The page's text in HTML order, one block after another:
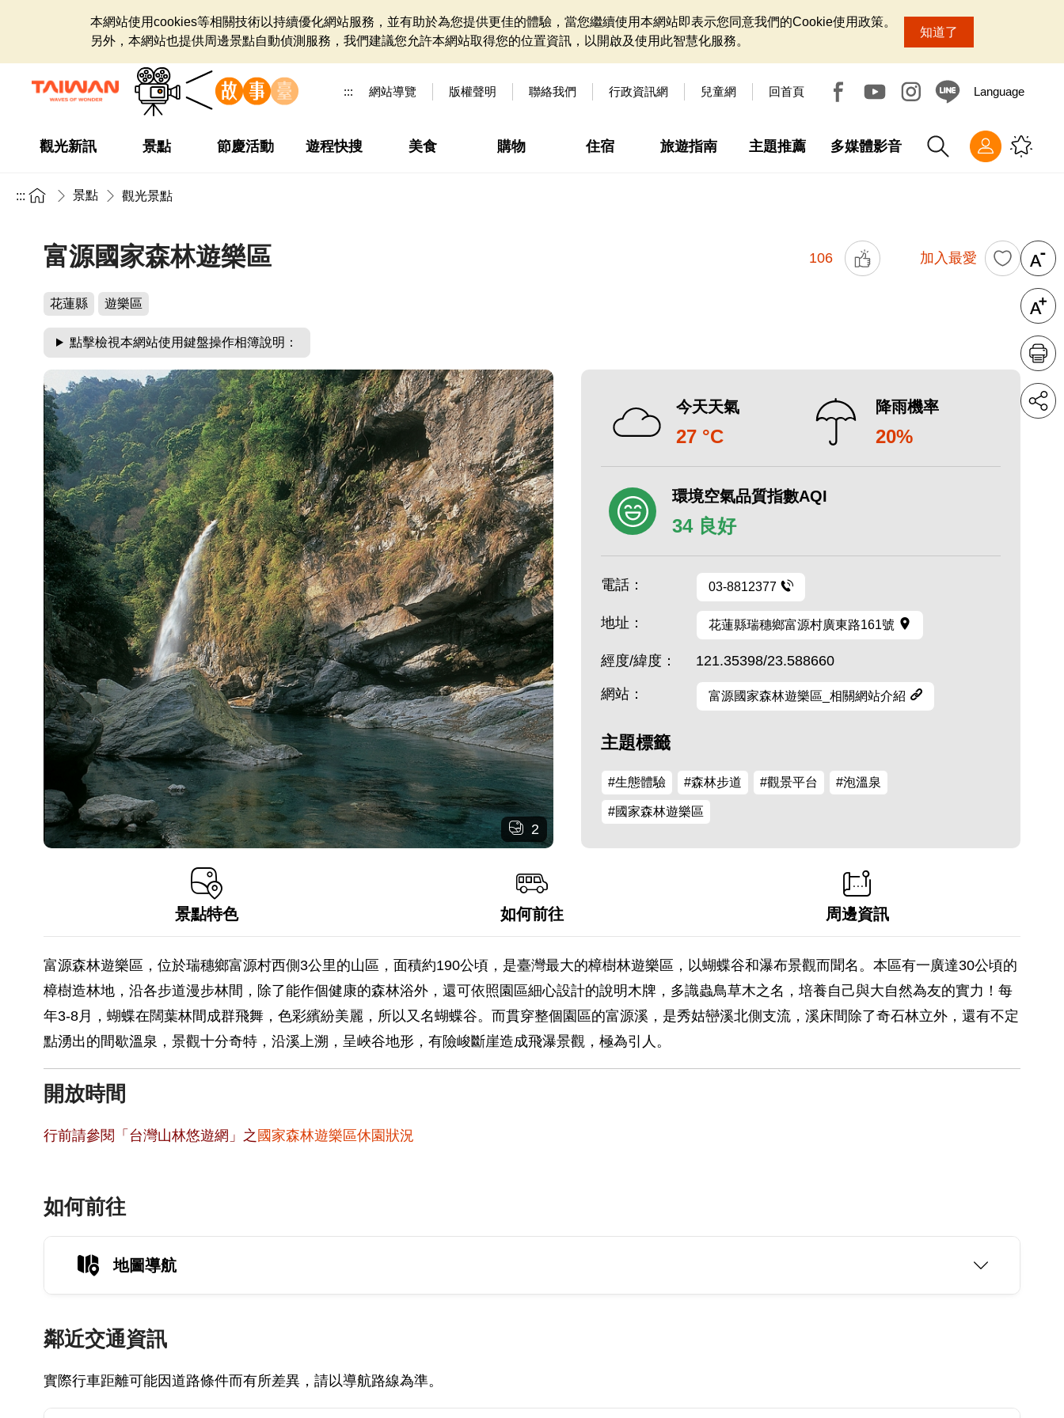
本網站使用cookies等相關技術以持續優化網站服務，並有助於為您提供更佳的體驗，當您繼續使用本網站即表示您同意我們的Cookie使用政策。
另外，本網站也提供周邊景點自動偵測服務，我們建議您允許本網站取得您的位置資訊，以開啟及使用此智慧化服務。
知道了
::: 網站導覽 版權聲明 聯絡我們 行政資訊網 兒童網 回首頁 Language
觀光新訊 景點 節慶活動 遊程快搜 美食 購物 住宿 旅遊指南 主題推薦 多媒體影音
::: 景點 觀光景點
富源國家森林遊樂區 106 加入最愛
花蓮縣 遊樂區
點擊檢視本網站使用鍵盤操作相簿說明：
2
今天天氣
27 °C
降雨機率
20%
環境空氣品質指數AQI
34 良好
電話： 03-8812377
地址： 花蓮縣瑞穗鄉富源村廣東路161號
經度/緯度： 121.35398/23.588660
網站： 富源國家森林遊樂區_相關網站介紹
主題標籤
#生態體驗 #森林步道 #觀景平台 #泡溫泉
#國家森林遊樂區
景點特色 如何前往 周邊資訊
富源森林遊樂區，位於瑞穗鄉富源村西側3公里的山區，面積約190公頃，是臺灣最大的樟樹林遊樂區，以蝴蝶谷和瀑布景觀而聞名。本區有一廣達30公頃的
樟樹造林地，沿各步道漫步林間，除了能作個健康的森林浴外，還可依照園區細心設計的說明木牌，多識蟲鳥草木之名，培養自己與大自然為友的實力！每
年3-8月，蝴蝶在闊葉林間成群飛舞，色彩繽紛美麗，所以又名蝴蝶谷。而貫穿整個園區的富源溪，是秀姑巒溪北側支流，溪床間除了奇石林立外，還有不定
點湧出的間歇溫泉，景觀十分奇特，沿溪上溯，呈峽谷地形，有險峻斷崖造成飛瀑景觀，極為引人。
開放時間
行前請參閱「台灣山林悠遊網」之 國家森林遊樂區休園狀況
如何前往
地圖導航
鄰近交通資訊
實際行車距離可能因道路條件而有所差異，請以導航路線為準。